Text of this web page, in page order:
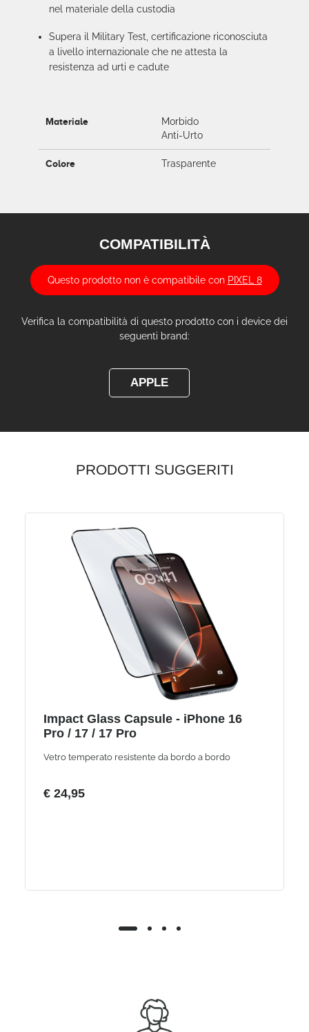
nel materiale della custodia
Supera il Military Test, certificazione riconosciuta
a livello internazionale che ne attesta la
resistenza ad urti e cadute
Materiale
Morbido
Anti-Urto
Colore Trasparente
COMPATIBILITÀ
Questo prodotto non è compatibile con PIXEL 8
Verifica la compatibilità di questo prodotto con i device dei
seguenti brand:
APPLE
PRODOTTI SUGGERITI
Impact Glass Capsule - iPhone 16
Pro / 17 / 17 Pro
Vetro temperato resistente da bordo a bordo
€ 24,95